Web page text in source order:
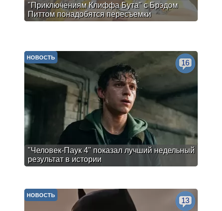
"Приключениям Клиффа Бута" с Брэдом
Питтом понадобятся пересъемки
"Человек-Паук 4" показал лучший недельный
результат в истории
НОВОСТЬ
16
НОВОСТЬ
13